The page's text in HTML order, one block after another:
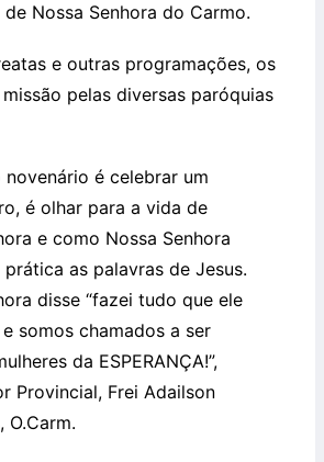
Nossa Senhora do Carmo.
e outras programações, os
pelas diversas paróquias
novenário é celebrar um
é olhar para a vida de
e como Nossa Senhora
as palavras de Jesus.
disse “fazei tudo que ele
somos chamados a ser
da ESPERANÇA!”,
Provincial, Frei Adailson
O.Carm.